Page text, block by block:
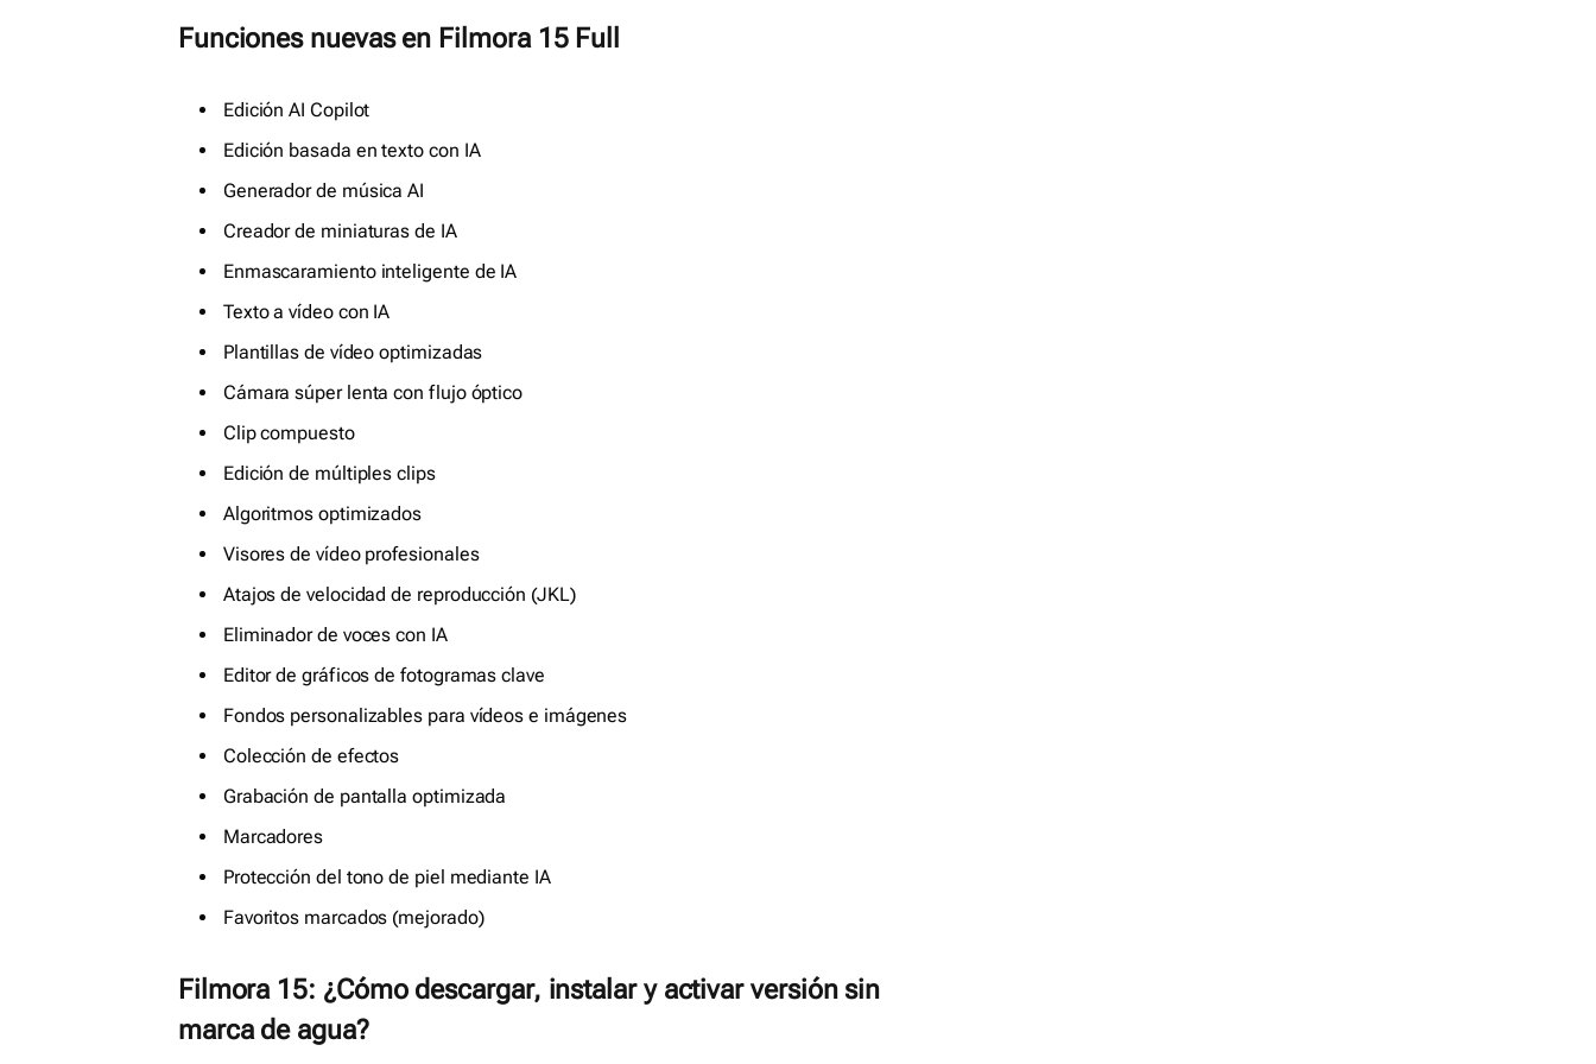
Funciones nuevas en Filmora 15 Full
Edición AI Copilot
Edición basada en texto con IA
Generador de música AI
Creador de miniaturas de IA
Enmascaramiento inteligente de IA
Texto a vídeo con IA
Plantillas de vídeo optimizadas
Cámara súper lenta con flujo óptico
Clip compuesto
Edición de múltiples clips
Algoritmos optimizados
Visores de vídeo profesionales
Atajos de velocidad de reproducción (JKL)
Eliminador de voces con IA
Editor de gráficos de fotogramas clave
Fondos personalizables para vídeos e imágenes
Colección de efectos
Grabación de pantalla optimizada
Marcadores
Protección del tono de piel mediante IA
Favoritos marcados (mejorado)
Filmora 15: ¿Cómo descargar, instalar y activar versión sin
marca de agua?